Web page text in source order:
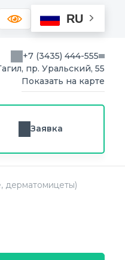
RU
+7 (3435) 444-555
пр. Уральский, 55
Показать на карте
Заявка
дерматомицеты)